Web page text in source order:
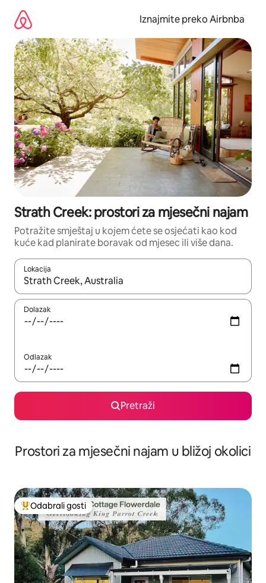
sadržaj
Iznajmite preko Airbnba
Strath Creek: prostori za mjesečni najam
Potražite smještaj u kojem ćete se osjećati kao kod
kuće kad planirate boravak od mjesec ili više dana.
Lokacija
Kada budu dostupni rezultati, moći ćete ih pregledati
Dolazak
Odlazak
Pretraži
Prostori za mjesečni najam u bližoj okolici
Među najviše rangiranima s oznakom „Odabrali gosti”
Odabrali gosti